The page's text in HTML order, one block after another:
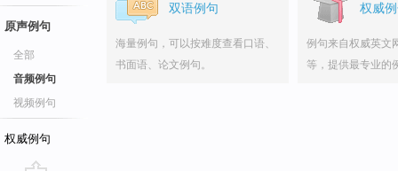
原声例句
全部
音频例句
视频例句
权威例句
双语例句
海量例句，可以按难度查看口语、
书面语、论文例句。
权威
例句来自权威英文
等，提供最专业的